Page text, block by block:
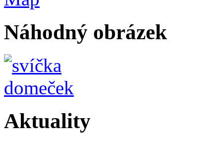
Náhodný obrázek
Aktuality